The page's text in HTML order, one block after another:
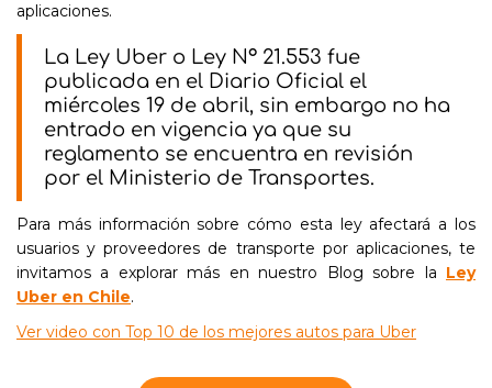
aplicaciones.
La Ley Uber o Ley N° 21.553 fue
publicada en el Diario Oficial el
miércoles 19 de abril, sin embargo no ha
entrado en vigencia ya que su
reglamento se encuentra en revisión
por el Ministerio de Transportes.
Para más información sobre cómo esta ley afectará a los
usuarios y proveedores de transporte por aplicaciones, te
invitamos a explorar más en nuestro Blog sobre la Ley
Uber en Chile.
Ver video con Top 10 de los mejores autos para Uber